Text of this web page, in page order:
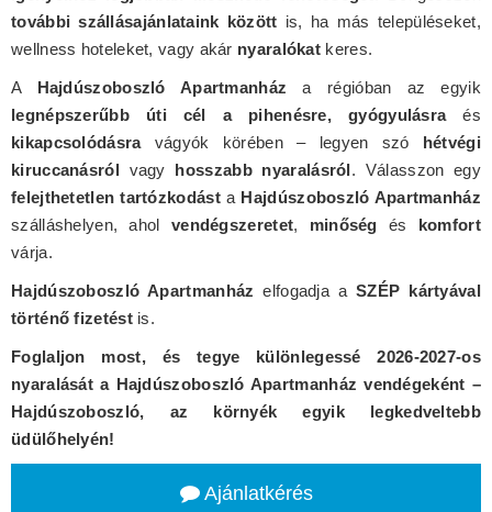
további szállásajánlataink között is, ha más településeket,
wellness hoteleket, vagy akár nyaralókat keres.
A Hajdúszoboszló Apartmanház a régióban az egyik
legnépszerűbb úti cél a pihenésre, gyógyulásraés
kikapcsolódásravágyók körében – legyen szó
hétvégi
kiruccanásról
vagy hosszabb nyaralásról . Válasszon egy
felejthetetlen tartózkodásta Hajdúszoboszló Apartmanház
szálláshelyen, ahol vendégszeretet, minőség és
komfort
várja.
Hajdúszoboszló Apartmanház elfogadja aSZÉP kártyával
történő fizetéstis.
Foglaljon most, és tegye különlegessé 2026-2027-os
nyaralását a Hajdúszoboszló Apartmanház vendégeként –
Hajdúszoboszló, az környék egyik legkedveltebb
üdülőhelyén!
Ajánlatkérés